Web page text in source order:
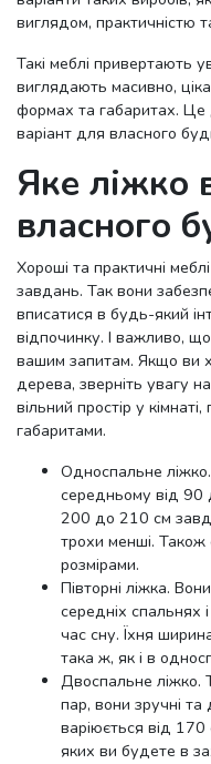
243x206x108
243x206x85
243x226x108
243x226x85
виглядом, практичністю
Такі меблі привертають
виглядають масивно,
формах та габаритах. Це
варіант для власного
Яке ліжко
власного
Хороші та практичні
завдань. Так вони
вписатися в будь-який
відпочинку. І важливо,
вашим запитам. Якщо ви
дерева, зверніть увагу
вільний простір у
габаритами.
Односпальне
середньому від
200 до 210 см
трохи менші. Також
розмірами.
Півторні ліжка.
середніх спальнях
час сну. Їхня
така ж, як і в
Двоспальне ліжко.
пар, вони зручні та
варіюється від
яких ви будете в